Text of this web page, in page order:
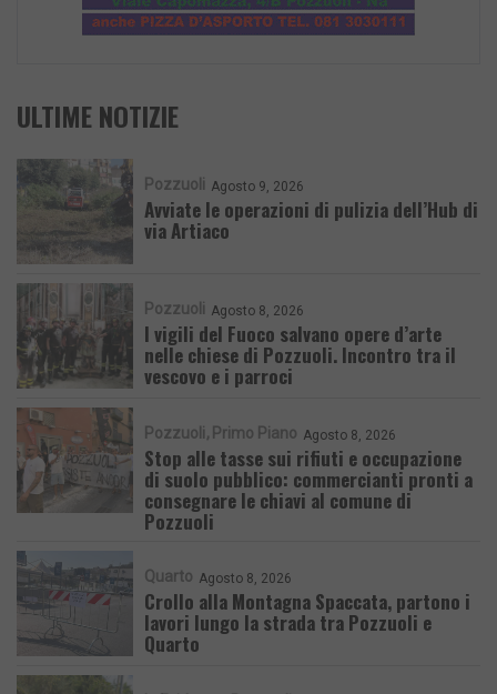
ULTIME NOTIZIE
Pozzuoli Agosto 9, 2026
Avviate le operazioni di pulizia dell’Hub di
via Artiaco
Pozzuoli Agosto 8, 2026
I vigili del Fuoco salvano opere d’arte
nelle chiese di Pozzuoli. Incontro tra il
vescovo e i parroci
Pozzuoli Primo Piano Agosto 8, 2026
Stop alle tasse sui rifiuti e occupazione
di suolo pubblico: commercianti pronti a
consegnare le chiavi al comune di
Pozzuoli
Quarto Agosto 8, 2026
Crollo alla Montagna Spaccata, partono i
lavori lungo la strada tra Pozzuoli e
Quarto